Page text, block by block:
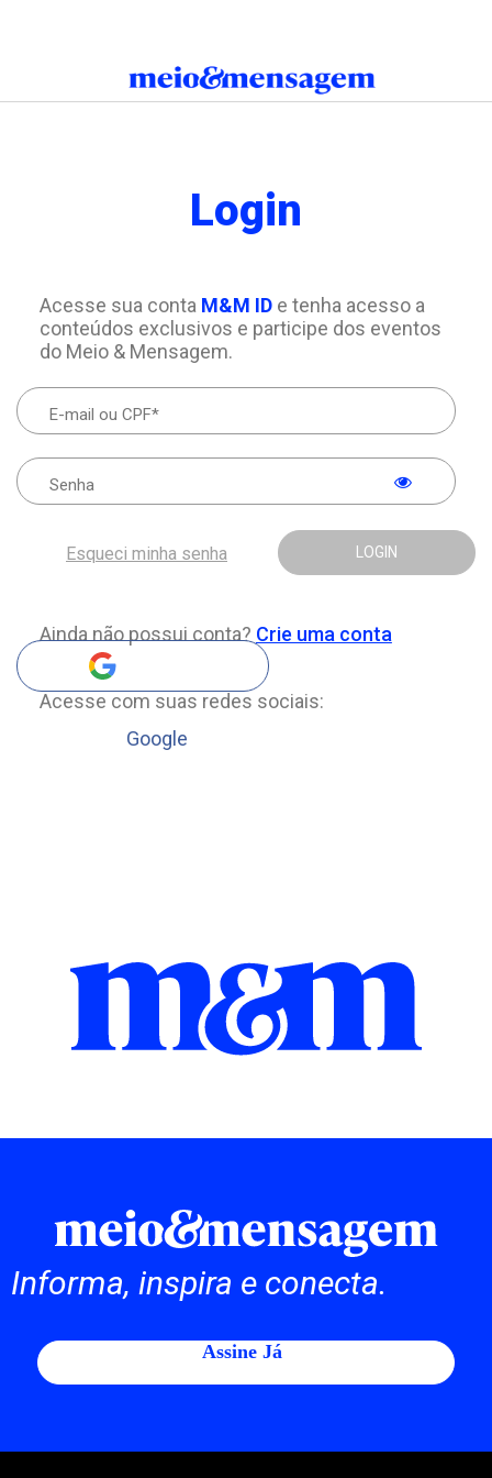
Login
Acesse sua conta M&M IDe tenha acesso a
conteúdos exclusivos e participe dos eventos
do Meio & Mensagem.
LOGIN
Esqueci minha senha
Ainda não possui conta? Crie uma conta
Acesse com suas redes sociais:
Google
Informa, inspira e conecta.
Assine Já